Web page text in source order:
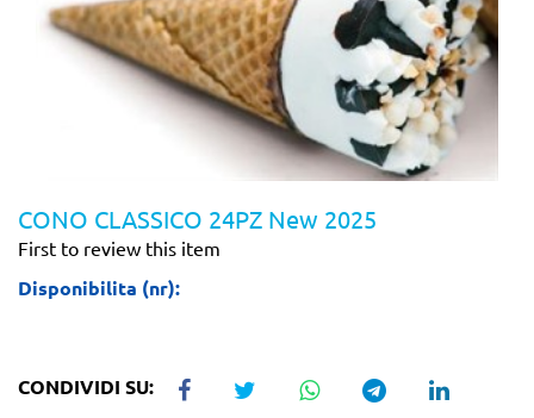
CONO CLASSICO 24PZ New 2025
First to review this item
Disponibilita (nr):
CONDIVIDI SU: